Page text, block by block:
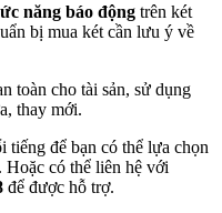
năng báo động trên két
bị mua két cần lưu ý về
toàn cho tài sản, sử dụng
thay mới.
tiếng để bạn có thể lựa chọn
có thể liên hệ với
để được hỗ trợ.